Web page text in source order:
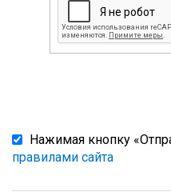
Нажимая кнопку
правилами сайта